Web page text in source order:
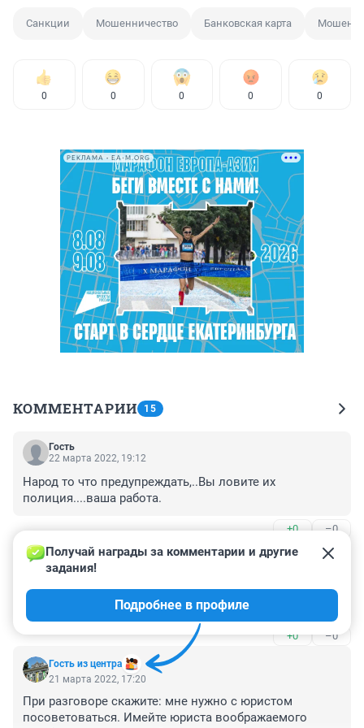
Санкции Мошенничество Банковская карта
0 0 0 0 0
РЕКЛАМА • EA-M.ORG
КОММЕНТАРИИ 15
Гость
22 марта 2022, 19:12
Народ то что предупреждать,..Вы ловите их
полиция....ваша работа.
+0 –0
Гость
21 марта 2022, 20:07
Вы заметили какие красотки работают в МВД ? Ирина
+0 –0
Гость из центра
Получай награды за комментарии и другие
задания!
Подробнее в профиле
21 марта 2022, 17:20
При разговоре скажите: мне нужно с юристом
посоветоваться. Имейте юриста воображаемого